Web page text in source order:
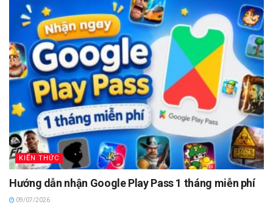
KIẾN THỨC
Hướng dẫn nhận Google Play Pass 1 tháng miễn phí
09/07/2026